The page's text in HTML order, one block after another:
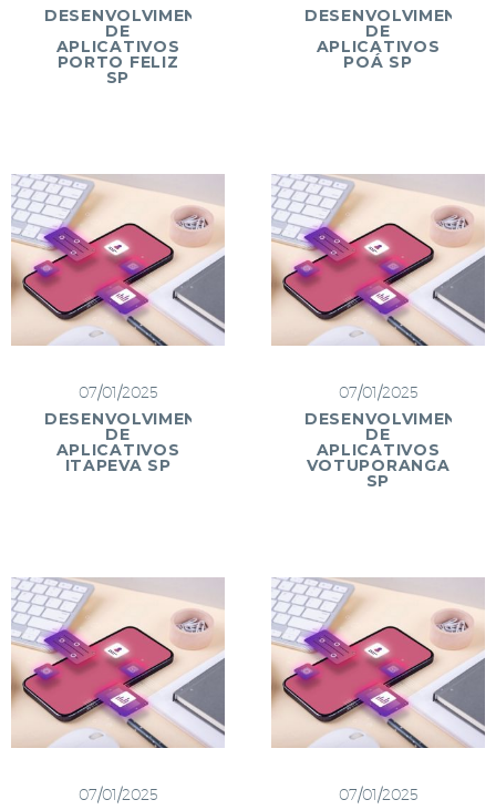
DESENVOLVIMENTO
DE
APLICATIVOS
PORTO FELIZ
SP
DESENVOLVIMENTO
DE
APLICATIVOS
POÁ SP
07/01/2025
DESENVOLVIMENTO
DE
APLICATIVOS
ITAPEVA SP
07/01/2025
DESENVOLVIMENTO
DE
APLICATIVOS
VOTUPORANGA
SP
07/01/2025 07/01/2025